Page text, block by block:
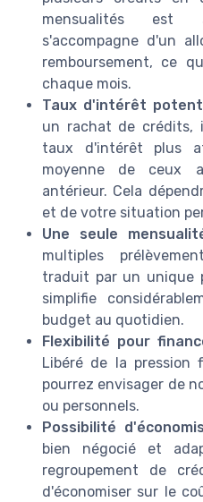
mensualités est
s'accompagne d'un
remboursement, ce
chaque mois.
Taux d'intérêt
un rachat de crédits,
taux d'intérêt plus
moyenne de ceux
antérieur. Cela
et de votre situation
Une seule
multiples
traduit par un unique
simplifie
budget au quotidien.
Flexibilité pour
Libéré de la pression
pourrez envisager de
ou personnels.
Possibilité
bien négocié et
regroupement de
d'économiser sur le